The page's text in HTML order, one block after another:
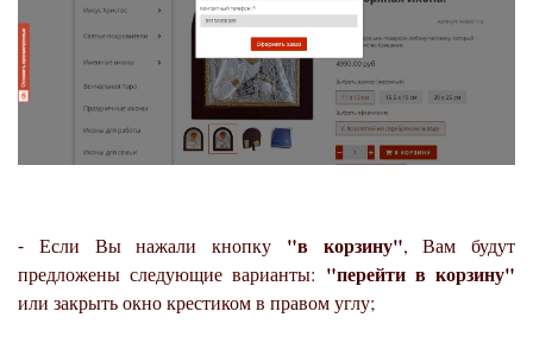
⁃ Если Вы нажали кнопку "в корзину", Вам будут
предложены следующие варианты: "перейти в корзину"
или закрыть окно крестиком в правом углу;